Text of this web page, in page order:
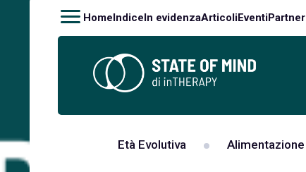
HomeIndiceIn evidenzaArticoliEventiPartner
Età Evolutiva Alimentazione